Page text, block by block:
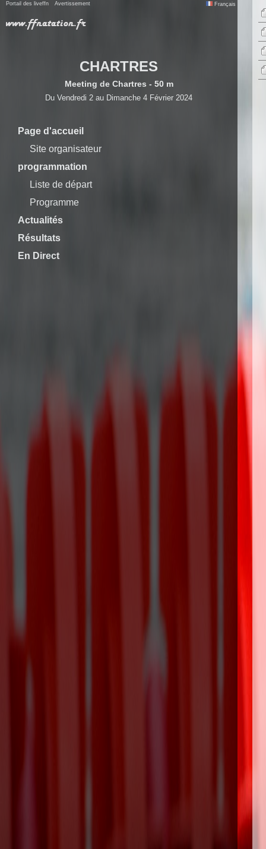
Portail des liveffn Avertissement Français
CHARTRES
Meeting de Chartres - 50 m
Du Vendredi 2 au Dimanche 4 Février 2024
Page d'accueil
Site organisateur
programmation
Liste de départ
Programme
Actualités
Résultats
En Direct